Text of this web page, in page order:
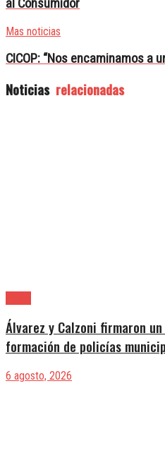
al Consumidor
Mas noticias
CICOP: “Nos encaminamos a
Noticias relacionadas
Álvarez y Calzoni firmaron
formación de policías
6 agosto, 2026